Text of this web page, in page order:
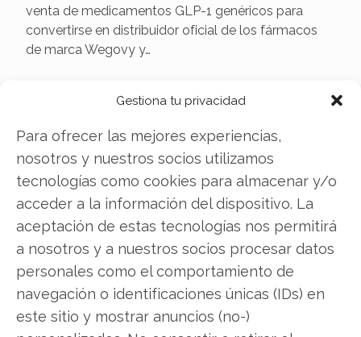
Gestiona tu privacidad
Para ofrecer las mejores experiencias,
nosotros y nuestros socios utilizamos
tecnologías como cookies para almacenar y/o
acceder a la información del dispositivo. La
aceptación de estas tecnologías nos permitirá
a nosotros y a nuestros socios procesar datos
personales como el comportamiento de
navegación o identificaciones únicas (IDs) en
este sitio y mostrar anuncios (no-)
venta de medicamentos GLP-1 genéricos para
convertirse en distribuidor oficial de los fármacos
de marca Wegovy y…
Acciones de Hims & Hers:
Ejecutivos realizan beneficios
tras un repunte histórico